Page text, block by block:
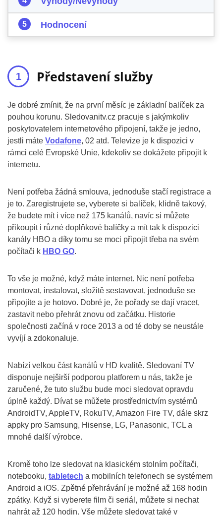
Hodnocení
Představení služby
Je dobré zmínit, že na první měsíc je základní balíček za
pouhou korunu. Sledovanitv.cz pracuje s jakýmkoliv
poskytovatelem internetového připojení, takže je jedno,
jestli máte Vodafone, 02 atd. Televize je k dispozici v
rámci celé Evropské Unie, kdekoliv se dokážete připojit k
internetu.
Není potřeba žádná smlouva, jednoduše stačí registrace a
je to. Zaregistrujete se, vyberete si balíček, klidně takový,
že budete mít i více než 175 kanálů, navíc si můžete
přikoupit i různé doplňkové balíčky a mít tak k dispozici
kanály HBO a díky tomu se moci připojit třeba na svém
počítači k HBO GO.
To vše je možné, když máte internet. Nic není potřeba
montovat, instalovat, složitě sestavovat, jednoduše se
připojíte a je hotovo. Dobré je, že pořady se dají vracet,
zastavit nebo přehrát znovu od začátku. Historie
společnosti začíná v roce 2013 a od té doby se neustále
vyvíjí a zdokonaluje.
Nabízí velkou část kanálů v HD kvalitě. Sledovaní TV
disponuje nejširší podporou platforem u nás, takže je
zaručené, že tuto službu bude moci sledovat opravdu
úplně každý. Dívat se můžete prostřednictvím systémů
AndroidTV, AppleTV, RokuTV, Amazon Fire TV, dále skrz
appky pro Samsung, Hisense, LG, Panasonic, TCL a
mnohé další výrobce.
Kromě toho lze sledovat na klasickém stolním počítači,
notebooku, tabletech a mobilních telefonech se systémem
Android a iOS. Zpětné přehrávání je možné až 168 hodin
zpátky. Když si vyberete film či seriál, můžete si nechat
nahrát až 120 hodin. Vše můžete sledovat také v